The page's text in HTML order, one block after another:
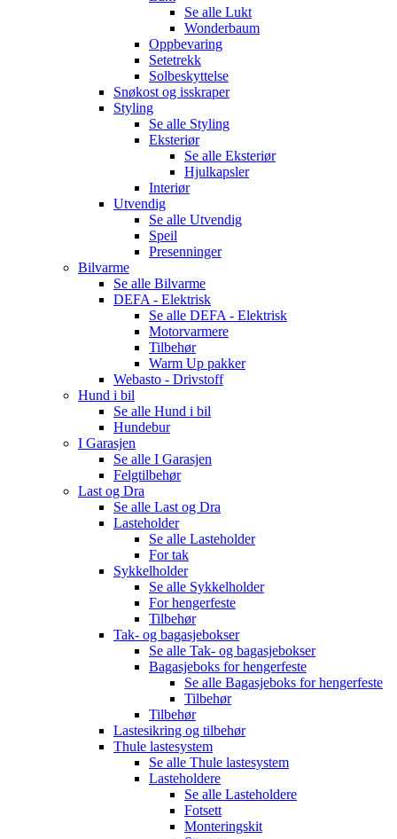
Se alle Lukt
Wonderbaum
Oppbevaring
Setetrekk
Solbeskyttelse
Snøkost og isskraper
Styling
Se alle Styling
Eksteriør
Se alle Eksteriør
Hjulkapsler
Interiør
Utvendig
Se alle Utvendig
Speil
Presenninger
Bilvarme
Se alle Bilvarme
DEFA - Elektrisk
Se alle DEFA - Elektrisk
Motorvarmere
Tilbehør
Warm Up pakker
Webasto - Drivstoff
Hund i bil
Se alle Hund i bil
Hundebur
I Garasjen
Se alle I Garasjen
Felgtilbehør
Last og Dra
Se alle Last og Dra
Lasteholder
Se alle Lasteholder
For tak
Sykkelholder
Se alle Sykkelholder
For hengerfeste
Tilbehør
Tak- og bagasjebokser
Se alle Tak- og bagasjebokser
Bagasjeboks for hengerfeste
Se alle Bagasjeboks for hengerfeste
Tilbehør
Tilbehør
Lastesikring og tilbehør
Thule lastesystem
Se alle Thule lastesystem
Lasteholdere
Se alle Lasteholdere
Fotsett
Monteringskit